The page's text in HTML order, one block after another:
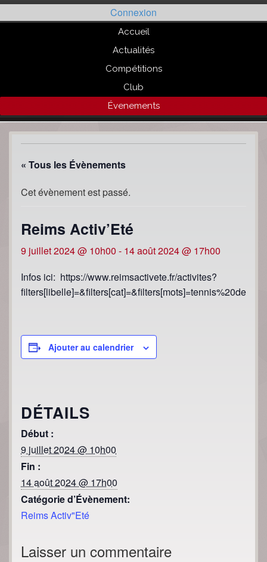
Passer
au
Connexion
Accueil
Actualités
Compétitions
Club
Évenements
« Tous les Évènements
Cet évènement est passé.
Reims Activ’Eté
9 juillet 2024 @ 10h00 - 14 août 2024 @ 17h00
Infos ici: https://www.reimsactivete.fr/activites?
Ajouter au calendrier
DÉTAILS
Début :
9 juillet 2024 @ 10h00
Fin :
14 août 2024 @ 17h00
Catégorie d’Évènement:
Reims Activ"Eté
Laisser un commentaire